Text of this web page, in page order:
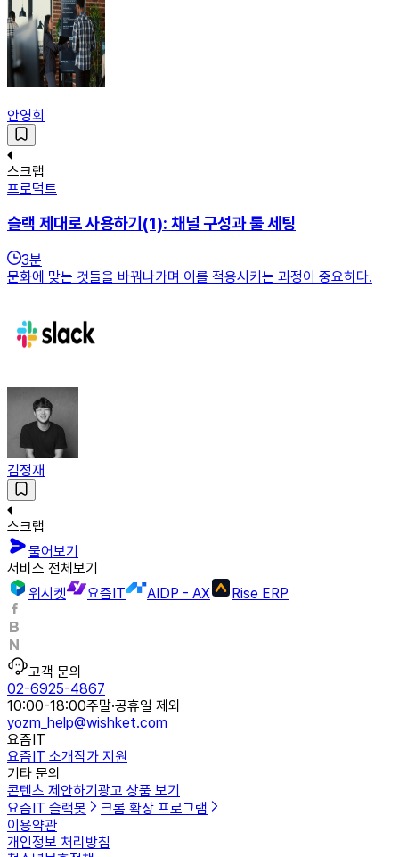
안영회
스크랩
프로덕트
슬랙 제대로 사용하기(1): 채널 구성과 룰 세팅
3분
문화에 맞는 것들을 바꿔나가며 이를 적용시키는 과정이 중요하다.
김정재
스크랩
물어보기
서비스 전체보기
위시켓
요즘IT AIDP - AX Rise ERP
고객 문의
02-6925-4867
10:00-18:00주말·공휴일 제외
yozm_help@wishket.com
요즘IT
요즘IT 소개작가 지원
기타 문의
콘텐츠 제안하기 광고 상품 보기
요즘IT 슬랙봇
크롬 확장 프로그램
이용약관
개인정보 처리방침